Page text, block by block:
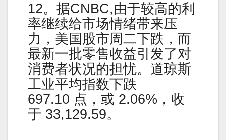
12。据CNBC,由于较高的利
率继续给市场情绪带来压
力，美国股市周二下跌，而
最新一批零售收益引发了对
消费者状况的担忧。道琼斯
工业平均指数下跌
697.10 点，或 2.06%，收
于 33,129.59。